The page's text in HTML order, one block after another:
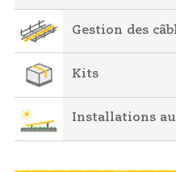
Gestion des
Kits
Installations